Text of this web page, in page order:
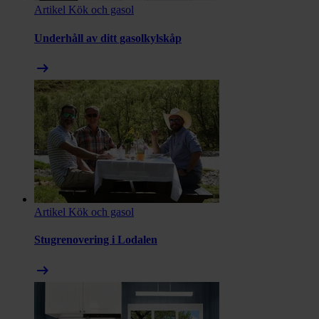
Artikel Kök och gasol
Underhåll av ditt gasolkylskåp
arrow_right_alt
Artikel Kök och gasol
Stugrenovering i Lodalen
arrow_right_alt